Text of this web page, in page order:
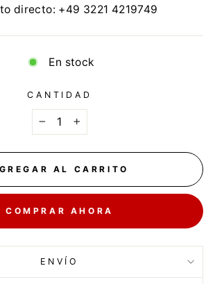
directo: +49 3221 4219749
En stock
CANTIDAD
+
AL CARRITO
COMPRAR AHORA
ENVÍO